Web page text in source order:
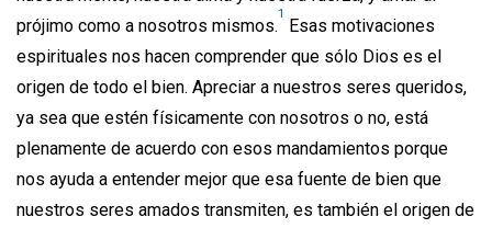
prójimo como a nosotros mismos.
1
Esas motivaciones
espirituales nos hacen comprender que sólo Dios es el
origen de todo el bien. Apreciar a nuestros seres queridos,
ya sea que estén físicamente con nosotros o no, está
plenamente de acuerdo con esos mandamientos porque
nos ayuda a entender mejor que esa fuente de bien que
nuestros seres amados transmiten, es también el origen de